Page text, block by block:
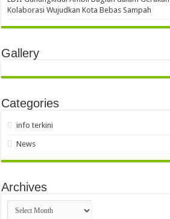
Kolaborasi Wujudkan Kota Bebas Sampah
Gallery
Categories
info terkini
News
Archives
Archives